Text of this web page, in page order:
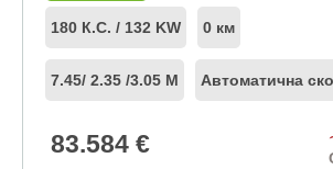
180 К.С. / 132 KW 0 км
7.45/ 2.35 /3.05 М Автоматична
83.584 €